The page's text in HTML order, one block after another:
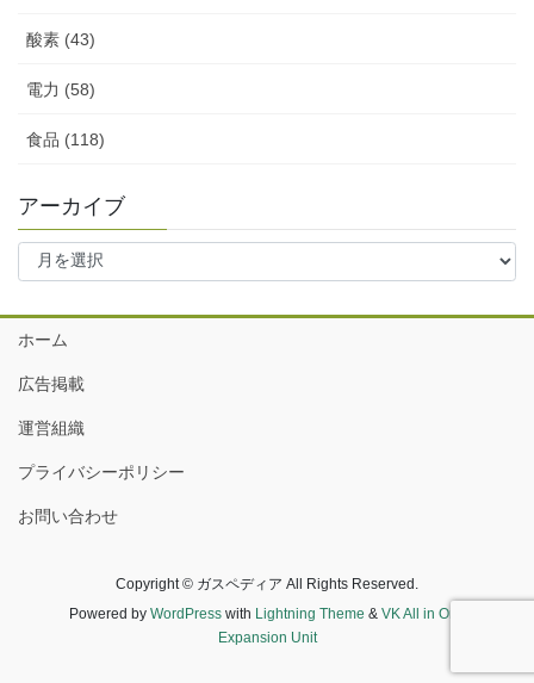
酸素 (43)
電力 (58)
食品 (118)
アーカイブ
ア
イ
ブ
ホーム
広告掲載
運営組織
プライバシーポリシー
お問い合わせ
Copyright © ガスペディア All Rights Reserved.
Powered by WordPresswith Lightning Theme & VK All in One
Expansion Unit